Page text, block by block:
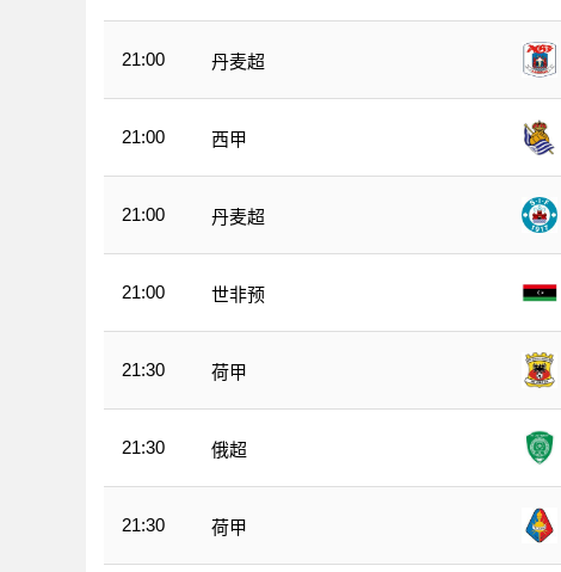
21:00 丹麦超
21:00 西甲
21:00 丹麦超
21:00 世非预
21:30 荷甲
21:30 俄超
21:30 荷甲